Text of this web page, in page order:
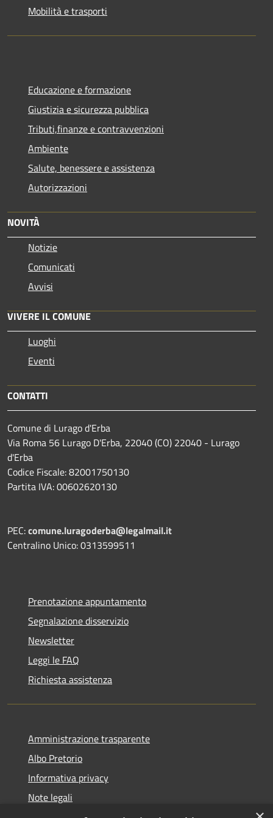
Mobilità e trasporti
Educazione e formazione
Giustizia e sicurezza pubblica
Tributi,finanze e contravvenzioni
Ambiente
Salute, benessere e assistenza
Autorizzazioni
NOVITÀ
Notizie
Comunicati
Avvisi
VIVERE IL COMUNE
Luoghi
Eventi
CONTATTI
Comune di Lurago d'Erba
Via Roma 56 Lurago D'Erba, 22040 (CO) 22040 - Lurago
d'Erba
Codice Fiscale: 82001750130
Partita IVA: 00602620130
PEC:comune.luragoderba@legalmail.it
Centralino Unico: 0313599511
Prenotazione appuntamento
Segnalazione disservizio
Newsletter
Leggi le FAQ
Richiesta assistenza
Amministrazione trasparente
Albo Pretorio
Informativa privacy
Note legali